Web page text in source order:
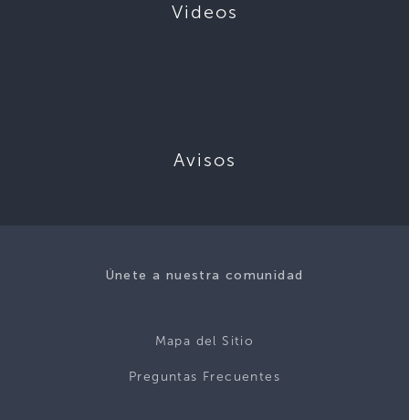
Videos
Avisos
Únete a nuestra comunidad
Mapa del Sitio
Preguntas Frecuentes